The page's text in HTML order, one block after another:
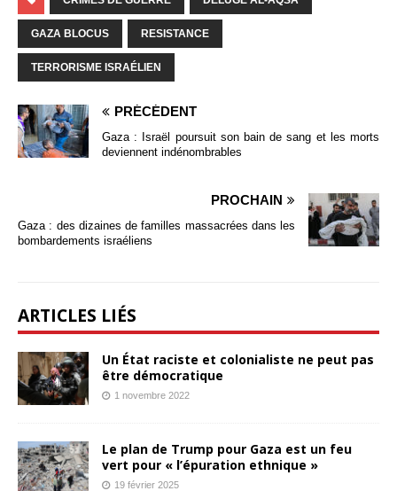
GAZA BLOCUS RESISTANCE
TERRORISME ISRAÉLIEN
PRÉCÉDENT
Gaza : Israël poursuit son bain de sang et les morts
deviennent indénombrables
PROCHAIN
Gaza : des dizaines de familles massacrées dans les
bombardements israéliens
ARTICLES LIÉS
Un État raciste et colonialiste ne peut pas
être démocratique
1 novembre 2022
Le plan de Trump pour Gaza est un feu
vert pour « l’épuration ethnique »
19 février 2025